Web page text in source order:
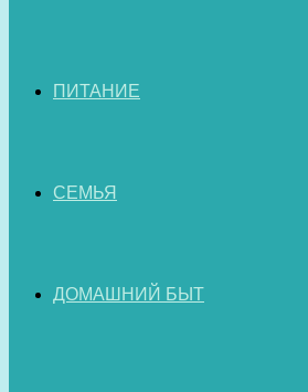
ПИТАНИЕ
СЕМЬЯ
ДОМАШНИЙ БЫТ